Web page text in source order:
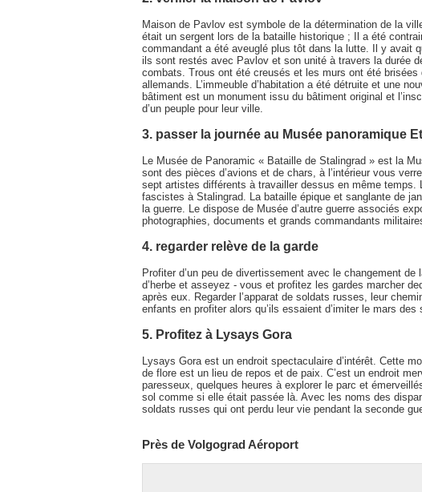
Maison de Pavlov est symbole de la détermination de la
était un sergent lors de la bataille historique ; Il a été
commandant a été aveuglé plus tôt dans la lutte. Il y avait
ils sont restés avec Pavlov et son unité à travers la durée
combats. Trous ont été creusés et les murs ont été brisées
allemands. L’immeuble d’habitation a été détruite et une
bâtiment est un monument issu du bâtiment original et
d’un peuple pour leur ville.
3. passer la journée au Musée panoramique
Le Musée de Panoramic « Bataille de Stalingrad » est la
sont des pièces d’avions et de chars, à l’intérieur vous
sept artistes différents à travailler dessus en même temps.
fascistes à Stalingrad. La bataille épique et sanglante de
la guerre. Le dispose de Musée d’autre guerre associés
photographies, documents et grands commandants
4. regarder relève de la garde
Profiter d’un peu de divertissement avec le changement
d’herbe et asseyez - vous et profitez les gardes marcher
après eux. Regarder l’apparat de soldats russes, leur
enfants en profiter alors qu’ils essaient d’imiter le mars des
5. Profitez à Lysays Gora
Lysays Gora est un endroit spectaculaire d’intérêt. Cette
de flore est un lieu de repos et de paix. C’est un endroit
paresseux, quelques heures à explorer le parc et
sol comme si elle était passée là. Avec les noms des
soldats russes qui ont perdu leur vie pendant la seconde
Près de Volgograd Aéroport